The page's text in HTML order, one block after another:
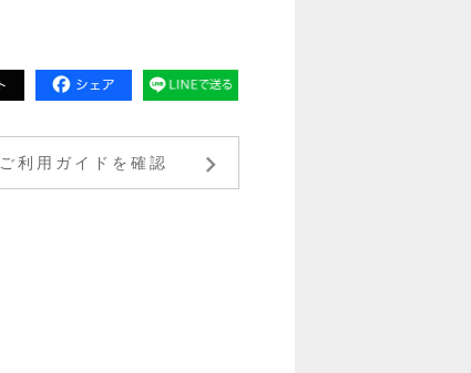
ご利用ガイドを確認